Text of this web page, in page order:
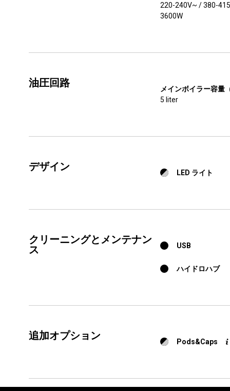
220-240V~ / 380-
3600W
油圧回路
メインボイラー容量
5 liter
デザイン LED ライト
クリーニングとメンテナン
ス
USB
ハイドロハブ
追加オプション Pods&Caps